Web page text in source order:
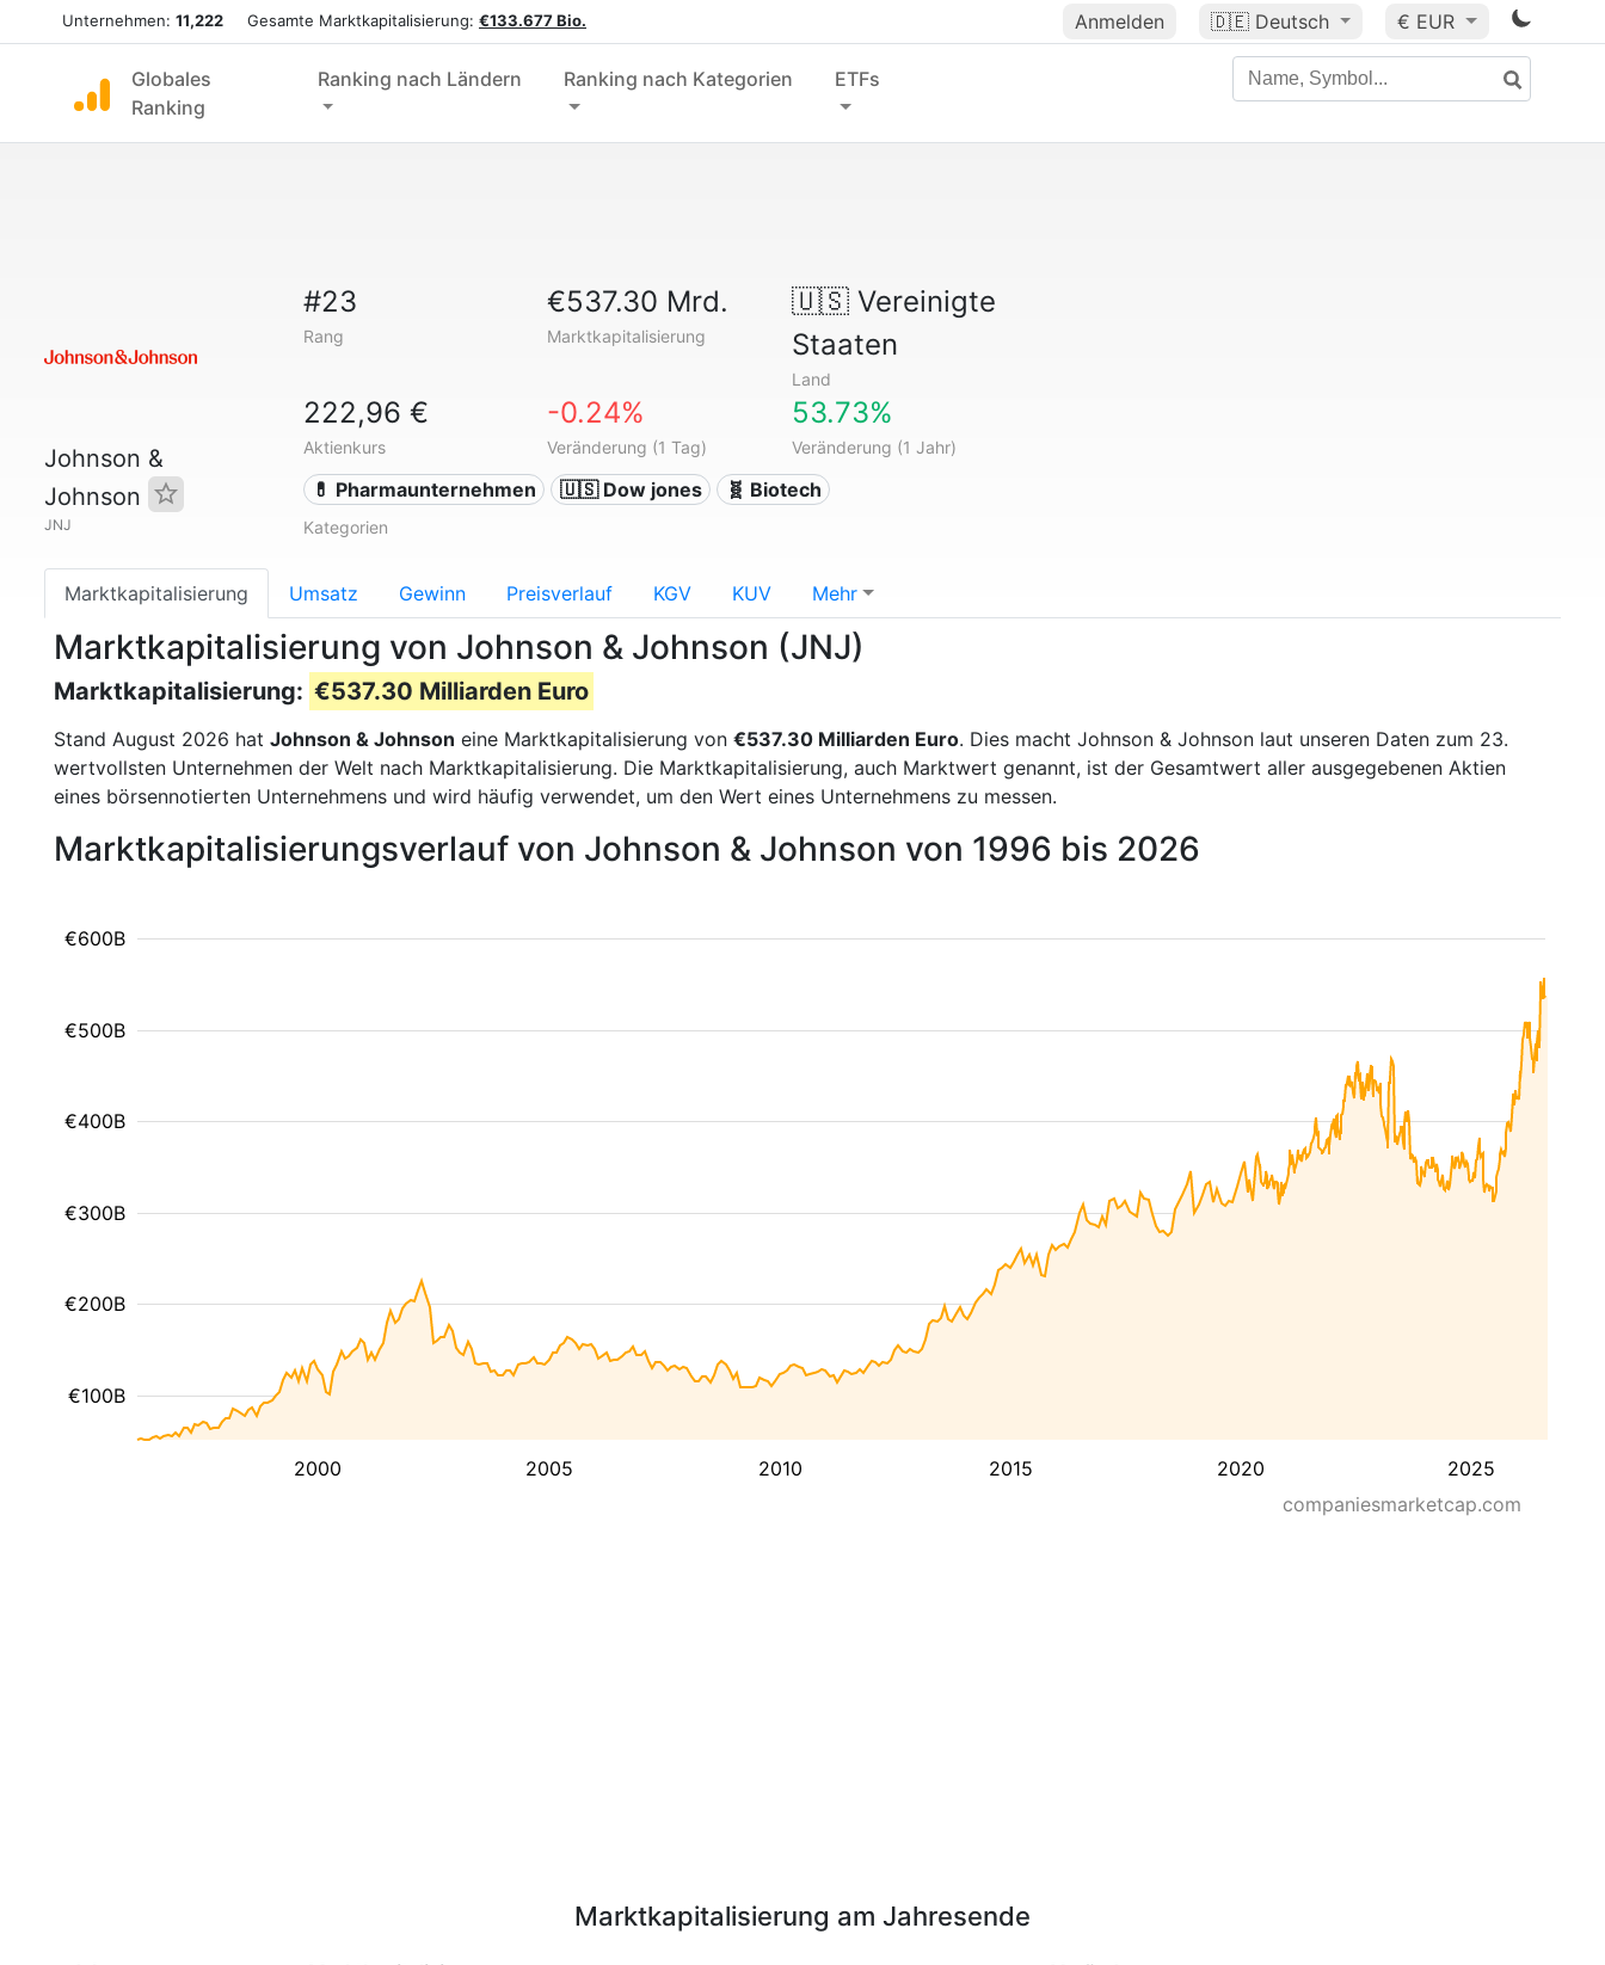
Unternehmen: 11,222 Gesamte Marktkapitalisierung: €133.677 Bio. Anmelden 🇩🇪 Deutsch € EUR
Globales
Ranking
Ranking nach Ländern Ranking nach Kategorien ETFs
Johnson &
Johnson
JNJ
#23
Rang
€537.30 Mrd.
Marktkapitalisierung
🇺🇸Vereinigte
Staaten
Land
222,96 €
Aktienkurs
-0.24%
Veränderung (1 Tag)
53.73%
Veränderung (1 Jahr)
💊 Pharmaunternehmen 🇺🇸 Dow jones 🧬 Biotech
Kategorien
Marktkapitalisierung Umsatz Gewinn Preisverlauf KGV KUV Mehr
Marktkapitalisierung von Johnson & Johnson (JNJ)
Marktkapitalisierung: €537.30 Milliarden Euro
Stand August 2026 hat Johnson & Johnson eine Marktkapitalisierung von €537.30 Milliarden Euro. Dies macht Johnson & Johnson laut unseren Daten zum 23.
wertvollsten Unternehmen der Welt nach Marktkapitalisierung. Die Marktkapitalisierung, auch Marktwert genannt, ist der Gesamtwert aller ausgegebenen Aktien
eines börsennotierten Unternehmens und wird häufig verwendet, um den Wert eines Unternehmens zu messen.
Marktkapitalisierungsverlauf von Johnson & Johnson von 1996 bis 2026
2000 2005 2010 2015 2020 2025
€100B
€200B
€300B
€400B
€500B
€600B
companiesmarketcap.com
Marktkapitalisierung am Jahresende